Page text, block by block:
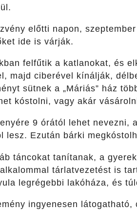
előtti napon,
ide is várják.
felfűtik a katlanokat, és
majd ciberével kínálják,
sütnek a „Máriás” ház
kóstolni, vagy akár
9 órától lehet nevezni,
lesz. Ezután bárki
táncokat tanítanak, a
tárlatvezetést is
legrégebbi lakóháza, és
ingyenesen